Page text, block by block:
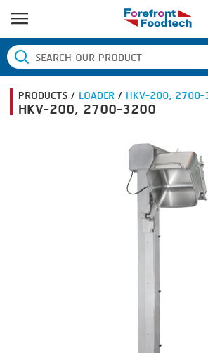
หน้าแรก
ประเภทสินค้า
BANDING
ยี่ห้อสินค้า
PRODUCTS / LOADER/ HKV-200,
HKV-200, 2700-3200